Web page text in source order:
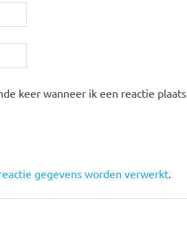
keer wanneer ik een reactie plaats.
gegevens worden verwerkt